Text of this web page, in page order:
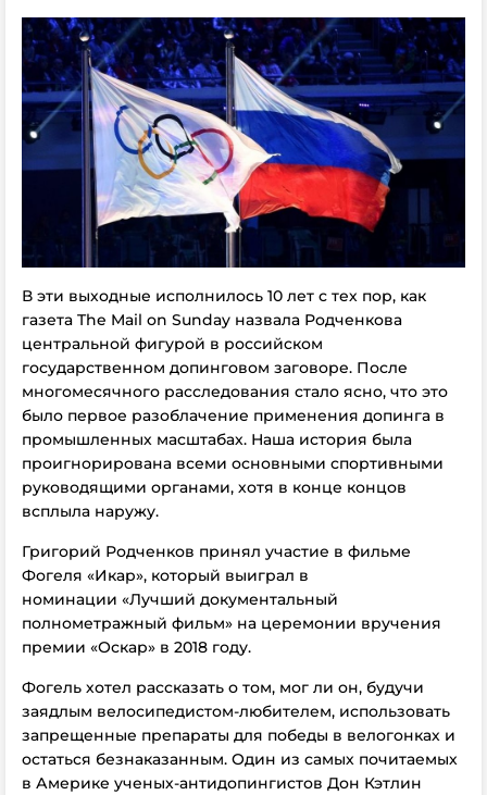
В эти выходные исполнилось 10 лет с тех пор, как
газета The Mail on Sunday назвала Родченкова
центральной фигурой в российском
государственном допинговом заговоре. После
многомесячного расследования стало ясно, что это
было первое разоблачение применения допинга в
промышленных масштабах. Наша история была
проигнорирована всеми основными спортивными
руководящими органами, хотя в конце концов
всплыла наружу.
Григорий Родченков принял участие в фильме
Фогеля «Икар», который выиграл в
номинации «Лучший документальный
полнометражный фильм» на церемонии вручения
премии «Оскар» в 2018 году.
Фогель хотел рассказать о том, мог ли он, будучи
заядлым велосипедистом-любителем, использовать
запрещенные препараты для победы в велогонках и
остаться безнаказанным. Один из самых почитаемых
в Америке ученых-антидопингистов Дон Кэтлин